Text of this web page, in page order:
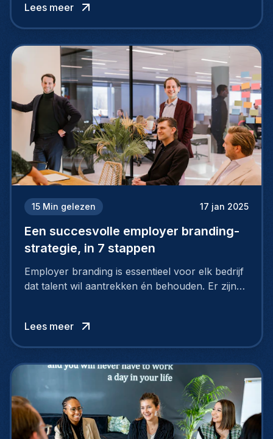
Lees meer
15 Min gelezen 17 jan 2025
Een succesvolle employer branding-
strategie, in 7 stappen
Employer branding is essentieel voor elk bedrijf
dat talent wil aantrekken én behouden. Er zijn
niet van vandaag op morgen. Hoe pak je dat
aan, starten met employer branding?
Lees meer